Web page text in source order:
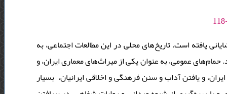
یافته است. تاریخ‌های محلی در این مطالعات اجتماعی، به
عمومی، به عنوان یکی از میراث‌های معماری ایران، و
و یافتن آداب و سنن فرهنگی و اخلاقی ایرانیان، بسیار